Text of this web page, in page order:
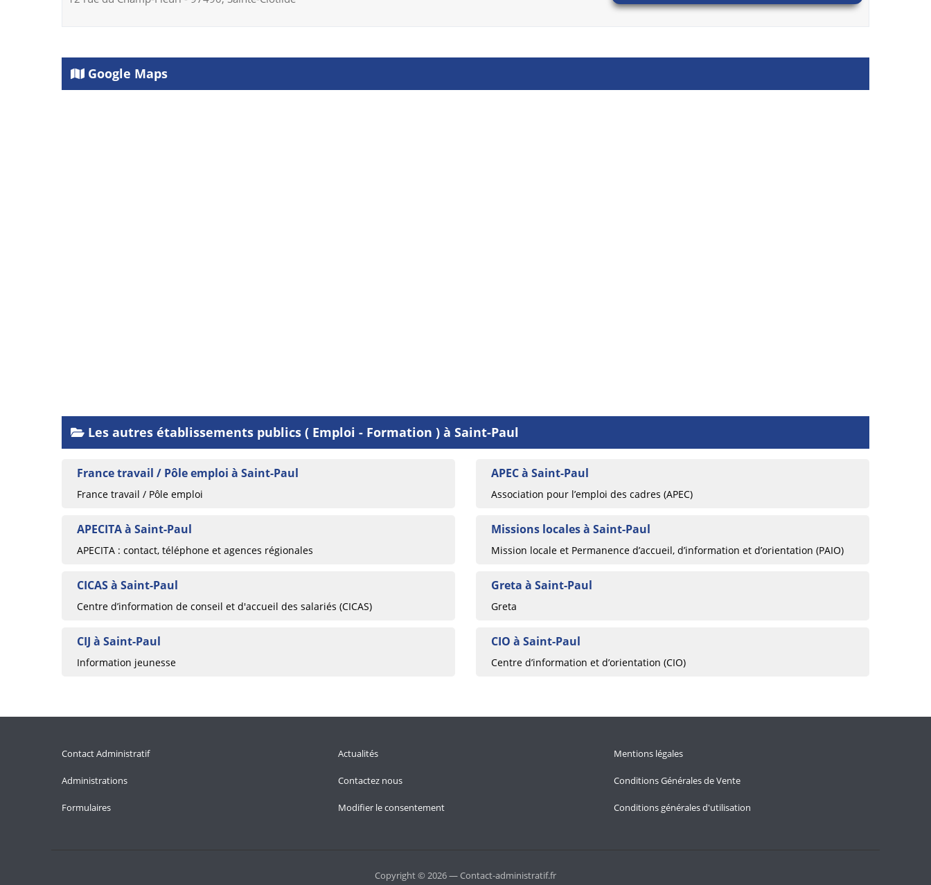
Google Maps
Les autres établissements publics ( Emploi - Formation ) à Saint-Paul
France travail / Pôle emploi à Saint-Paul
France travail / Pôle emploi
APEC à Saint-Paul
Association pour l’emploi des cadres (APEC)
APECITA à Saint-Paul
APECITA : contact, téléphone et agences régionales
Missions locales à Saint-Paul
Mission locale et Permanence d’accueil, d’information et d’orientation (PAIO)
CICAS à Saint-Paul
Centre d’information de conseil et d'accueil des salariés (CICAS)
Greta à Saint-Paul
Greta
CIJ à Saint-Paul
Information jeunesse
CIO à Saint-Paul
Centre d’information et d’orientation (CIO)
Contact Administratif
Administrations
Formulaires
Actualités
Contactez nous
Modifier le consentement
Mentions légales
Conditions Générales de Vente
Conditions générales d'utilisation
Copyright © 2026 — Contact-administratif.fr